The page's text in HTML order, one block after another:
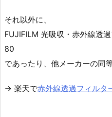
それ以外に、
FUJIFILM 光吸収・赤外線透
80
であったり、他メーカーの同
→ 楽天で赤外線透過フィルタ